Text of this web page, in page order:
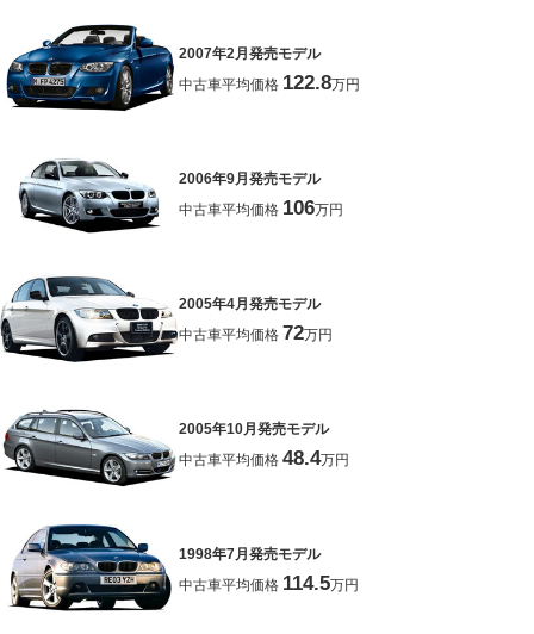
2007年2月発売モデル
中古車平均価格 122.8万円
2006年9月発売モデル
中古車平均価格 106万円
2005年4月発売モデル
中古車平均価格 72万円
2005年10月発売モデル
中古車平均価格 48.4万円
1998年7月発売モデル
中古車平均価格 114.5万円